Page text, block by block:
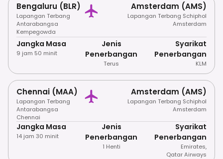
Bengaluru (BLR)
Lapangan Terbang
Antarabangsa
Kempegowda
Amsterdam (AMS)
Lapangan Terbang Schiphol
Amsterdam
Jangka Masa
9 jam 50 minit
Jenis
Penerbangan
Terus
Syarikat
Penerbangan
KLM
Chennai (MAA)
Lapangan Terbang
Antarabangsa
Chennai
Amsterdam (AMS)
Lapangan Terbang Schiphol
Amsterdam
Jangka Masa
14 jam 30 minit
Jenis
Penerbangan
1 Henti
Syarikat
Penerbangan
Emirates,
Qatar Airways